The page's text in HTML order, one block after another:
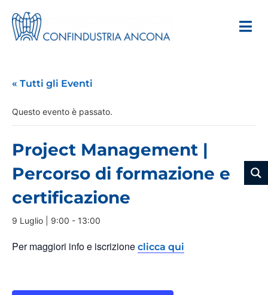
« Tutti gli Eventi
Questo evento è passato.
Project Management |
Percorso di formazione e
certificazione
9 Luglio | 9:00 - 13:00
Per maggiori info e iscrizione clicca qui